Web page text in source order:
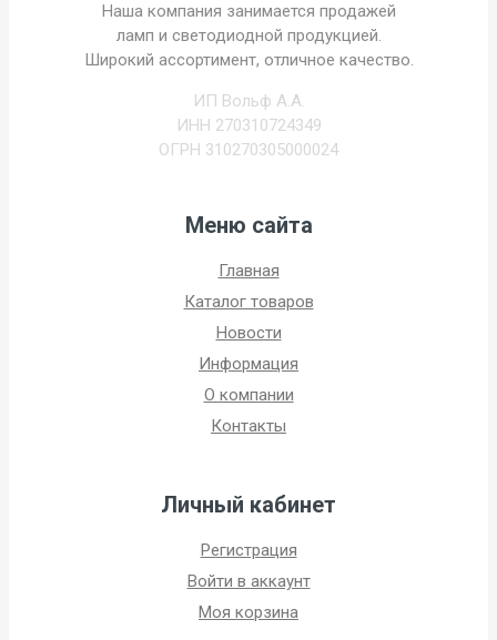
Наша компания занимается продажей
ламп и светодиодной продукцией.
Широкий ассортимент, отличное качество.
ИП Вольф А.А.
ИНН 270310724349
ОГРН 310270305000024
Меню сайта
Главная
Каталог товаров
Новости
Информация
О компании
Контакты
Личный кабинет
Регистрация
Войти в аккаунт
Моя корзина